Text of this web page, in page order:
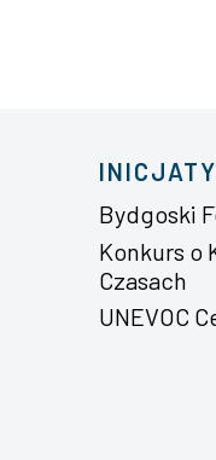
Bydgoski
Konkurs o
Czasach
UNEVOC